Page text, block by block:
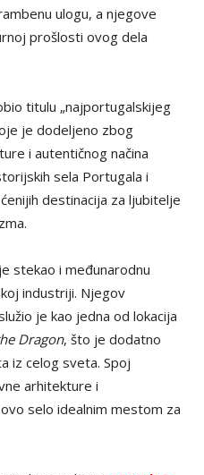
ulogu, a njegove
prošlosti ovog dela
titulu „najportugalskijeg
je dodeljeno zbog
i autentičnog načina
sela Portugala i
destinacija za ljubitelje
stekao i međunarodnu
industriji. Njegov
je kao jedna od lokacija
Dragon, što je dodatno
iz celog sveta. Spoj
arhitekture i
selo idealnim mestom za